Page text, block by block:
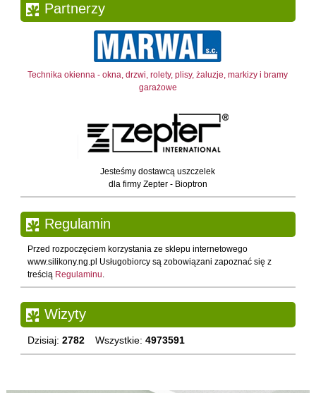
Partnerzy
Technika okienna - okna, drzwi, rolety, plisy, żaluzje, markizy i bramy
garażowe
Jesteśmy dostawcą uszczelek
dla firmy Zepter - Bioptron
Regulamin
Przed rozpoczęciem korzystania ze sklepu internetowego
www.silikony.ng.pl Usługobiorcy są zobowiązani zapoznać się z
treścią Regulaminu.
Wizyty
Dzisiaj: 2782 Wszystkie: 4973591